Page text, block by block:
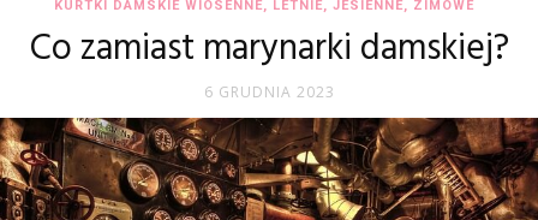
KURTKI DAMSKIE WIOSENNE, LETNIE, JESIENNE, ZIMOWE
Co zamiast marynarki damskiej?
6 GRUDNIA 2023